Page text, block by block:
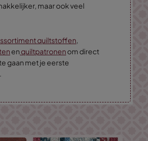
maar ook veel
quiltstoffen,
enquiltpatronen om direct
gaan met je eerste